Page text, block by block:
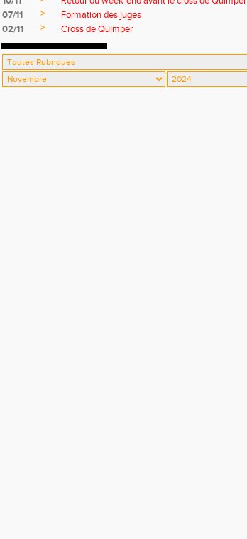
07/11
>
Formation des juges
02/11
> Cross de Quimper